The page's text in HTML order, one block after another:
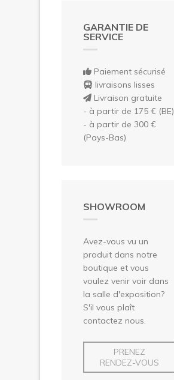
GARANTIE DE
SERVICE
Paiement sécurisé
livraisons lisses
Livraison gratuite
- à partir de 175 € (BE)
- à partir de 300 €
(Pays-Bas)
SHOWROOM
Avez-vous vu un
produit dans notre
boutique et vous
voulez venir voir dans
la salle d'exposition?
S'il vous plaît
contactez nous.
PRENEZ
RENDEZ-VOUS